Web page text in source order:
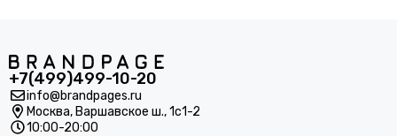
+7(499)499-10-20
info@brandpages.ru
Москва, Варшавское ш., 1с1-2
10:00-20:00